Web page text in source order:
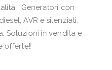
Generatori con
AVR e silenziati,
Soluzioni in vendita e
offerte!!